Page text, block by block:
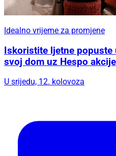
Idealno vrijeme za promjene
Iskoristite ljetne
svoj dom uz Hespo akcije
U srijedu, 12. kolovoza